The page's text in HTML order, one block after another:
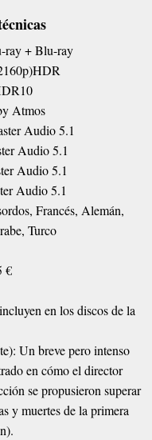
ray + Blu-ray
Atmos
Audio 5.1
Audio 5.1
Audio 5.1
Audio 5.1
Francés, Alemán,
Turco
€
en los discos de la
Un breve pero intenso
en cómo el director
se propusieron superar
y muertes de la primera